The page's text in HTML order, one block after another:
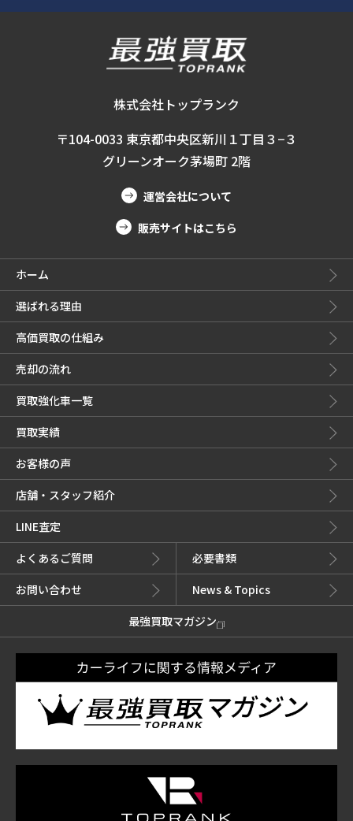
株式会社トップランク
〒104-0033 東京都中央区新川１丁目３−３
グリーンオーク茅場町 2階
運営会社について
販売サイトはこちら
ホーム
選ばれる理由
高価買取の仕組み
売却の流れ
買取強化車一覧
買取実績
お客様の声
店舗・スタッフ紹介
LINE査定
よくあるご質問
必要書類
お問い合わせ
News & Topics
最強買取マガジン